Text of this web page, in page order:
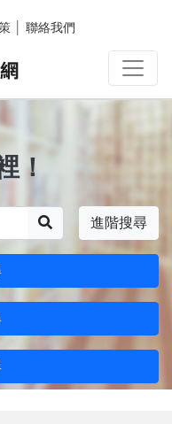
聯絡我們
！
進階搜尋